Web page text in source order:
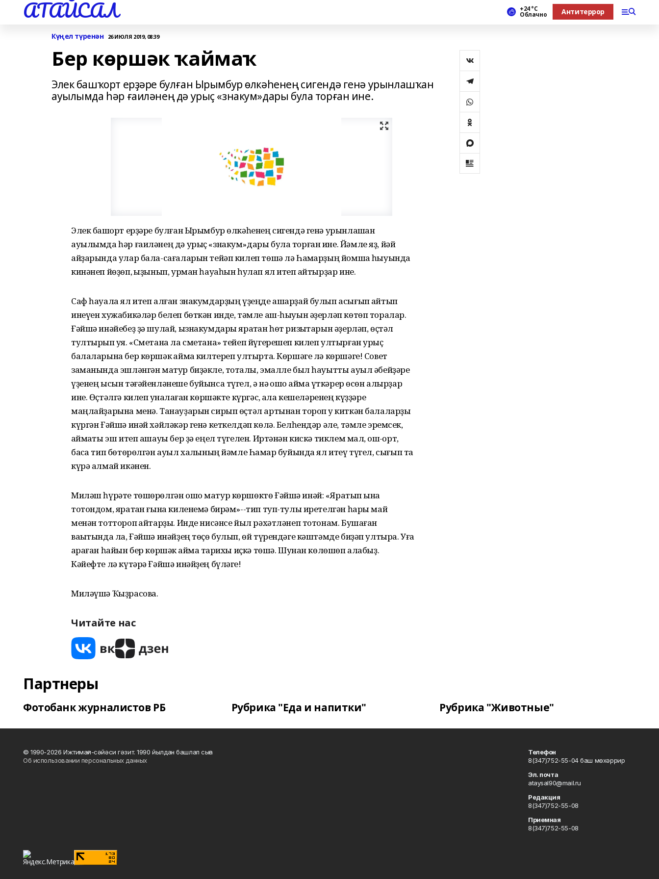
АТАЙСАЛ +24 °С
Облачно Антитеррор
Күңел түренән 26 ИЮЛЯ 2019, 08:39
Бер көршәк ҡаймаҡ
Элек башҡорт ерҙәре булған Ырымбур өлкәһенең сигендә генә урынлашҡан
ауылымда һәр ғаиләнең дә урыҫ «знакум»дары була торған ине.
Элек башҡорт ерҙәре булған Ырымбур өлкәһенең сигендә генә урынлашҡан
ауылымда һәр ғаиләнең дә урыҫ «знакум»дары була торған ине. Йәмле яҙ, йәй
айҙарында улар бала-сағаларын тейәп килеп төшә лә Һаҡмарҙың йомшаҡ һыуында
кинәнеп йөҙөп, ҡыҙынып, урман һауаһын һулап ял итеп ҡайтырҙар ине.
Саф һауала ял итеп алған знакумдарҙың үҙеңде ашарҙай булып асығып ҡайтып
инеүен хужабикәләр белеп бөткән инде, тәмле аш-һыуын әҙерләп көтөп торалар.
Ғәйшә инәйебеҙ ҙә шулай, ызнакумдары яратҡан һөт ризыҡтарын әҙерләп, өҫтәл
тултырып ҡуя. «Сметана ла сметана» тейеп йүгерешеп килеп ултырған урыҫ
балаларына бер көршәк ҡаймаҡ килтереп ултырта. Көршәге лә көршәге! Совет
заманында эшләнгән матур биҙәкле, тотҡалы, эмалле был һауытты ауыл әбейҙәре
үҙенең ысын тәғәйенләнеше буйынса түгел, ә нәҡ ошо ҡаймаҡ үткәрер өсөн алырҙар
ине. Өҫтәлгә килеп ҡунаҡлаған көршәкте күргәс, ҡала кешеләренең күҙҙәре
маңлайҙарына менә. Танауҙарын сирып өҫтәл артынан тороп уҡ киткән балаларҙы
күргән Ғәйшә инәй хәйләкәр генә кеткелдәп көлә. Белһендәр әле, тәмле эремсек,
ҡаймаҡты эш итеп ашауы бер ҙә еңел түгелен. Иртәнән кискә тиклем мал, ҡош-ҡорт,
баҡса тип бөтөрөлгән ауыл халҡының йәмле Һаҡмар буйында ял итеү түгел, сығып та
күрә алмай икәнен.
Миләш һүрәте төшөрөлгән ошо матур көршөктө Ғәйшә инәй: «Яратып ҡына
тотондом, яратҡан ғына киленемә бирәм»--тип туп-тулы иретелгән һары май
менән тоттороп ҡайтарҙы. Инде нисәнсе йыл рәхәтләнеп тотонам. Бушаған
ваҡытында ла, Ғәйшә инәйҙең төҫө булып, өй түрендәге кәштәмде биҙәп ултыра. Уға
ҡараған һайын бер көршәк ҡаймаҡ тарихы иҫкә төшә. Шунан көлөшөп алабыҙ.
Кәйефте лә күтәрә Ғәйшә инәйҙең бүләге!
Миләүшә Ҡыҙрасова.
Читайте нас
Партнеры
Фотобанк журналистов РБ Рубрика "Еда и напитки" Рубрика "Животные"
© 1990-2026 Ижтимағи-сәйәси гәзит. 1990 йылдан башлап сыға
Об использовании персональных данных
Телефон
8(347)752-55-04 баш мөхәррир
Эл. почта
ataysal90@mail.ru
Редакция
8(347)752-55-08
Приемная
8(347)752-55-08